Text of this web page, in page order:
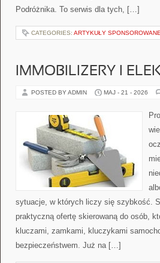
Podróżnika. To serwis dla tych, […]
CATEGORIES: ARTYKUŁY SPONSOROWANE
IMMOBILIZERY I
POSTED BY ADMIN MAJ - 21 - 2026
sytuacje, w których liczy się szybkość.
praktyczną ofertę skierowaną do osób,
kluczami, zamkami, kluczykami
bezpieczeństwem. Już na […]